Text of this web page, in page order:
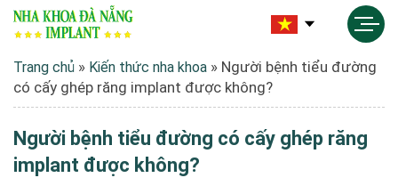
Trang chủ » Kiến thức nha khoa » Người bệnh tiểu đường
có cấy ghép răng implant được không?
Người bệnh tiểu đường có cấy ghép răng
implant được không?